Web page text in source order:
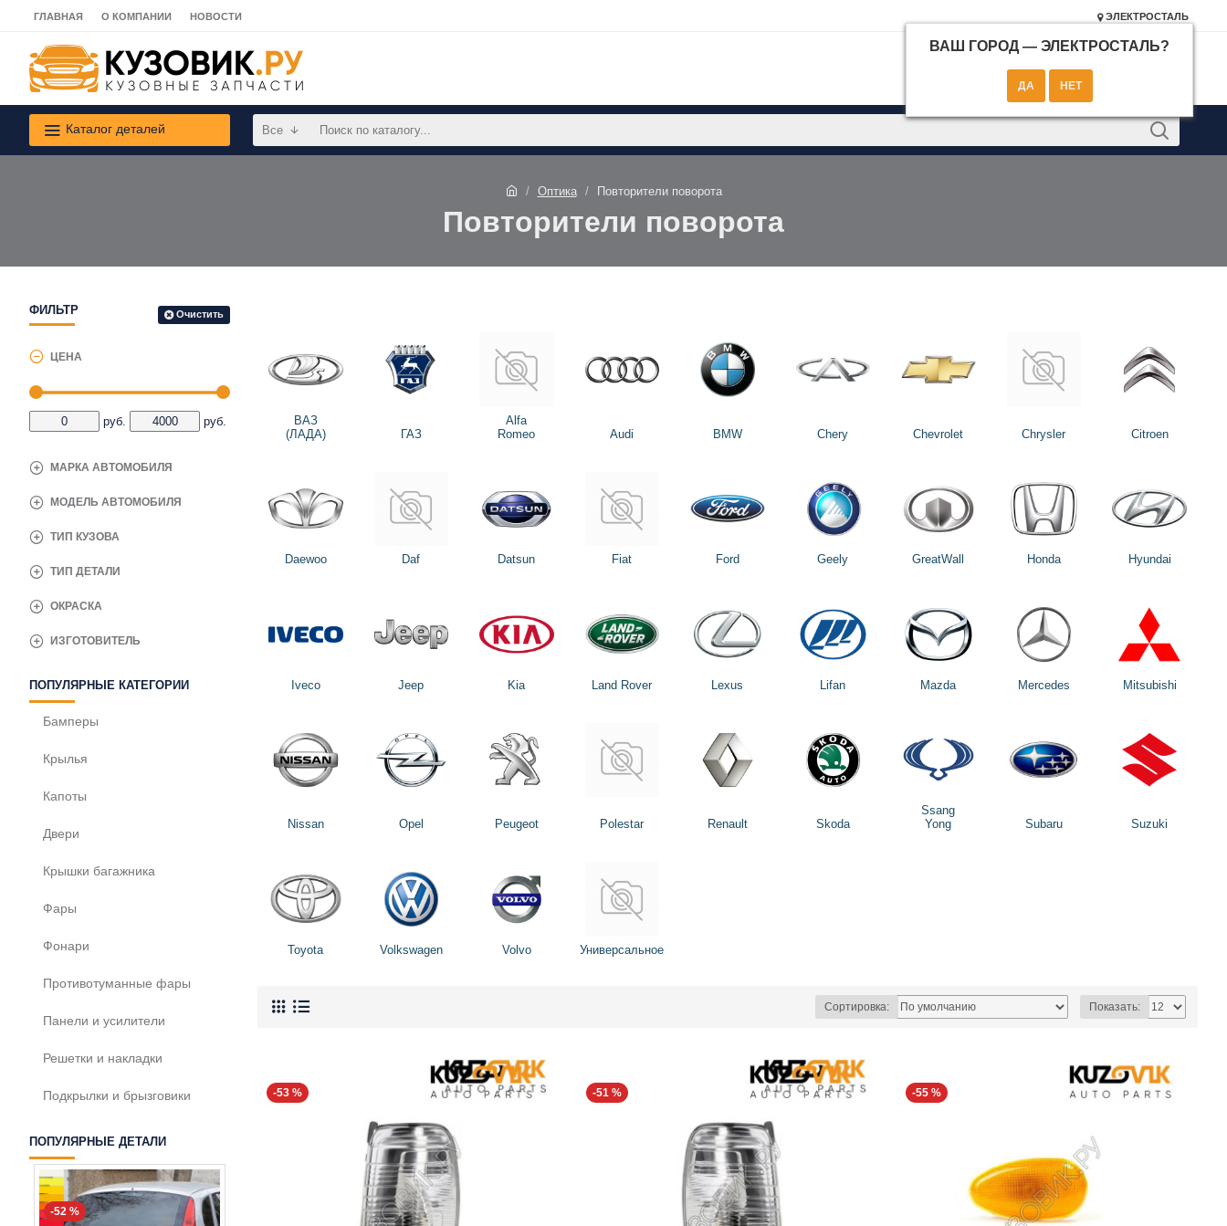
ГЛАВНАЯ О КОМПАНИИ НОВОСТИ ЭЛЕКТРОСТАЛЬ
ВАШ ГОРОД — ЭЛЕКТРОСТАЛЬ?
Каталог деталей Все
Оптика Повторители поворота
Повторители поворота
ФИЛЬТР Очистить
ЦЕНА
руб. руб.
МАРКА АВТОМОБИЛЯ
ИЗГОТОВИТЕЛЬ
МОДЕЛЬ АВТОМОБИЛЯ
ОКРАСКА
ТИП ДЕТАЛИ
ТИП КУЗОВА
ПОПУЛЯРНЫЕ КАТЕГОРИИ
Бамперы
Крылья
Капоты
Двери
Крышки багажника
Фары
Фонари
Противотуманные фары
Панели и усилители
Решетки и накладки
Подкрылки и брызговики
ПОПУЛЯРНЫЕ ДЕТАЛИ
-52 %
ВАЗ
(ЛАДА)
ГАЗ
Alfa
Romeo
Audi BMW Chery Chevrolet Chrysler Citroen
Daewoo Daf Datsun Fiat Ford Geely GreatWall Honda Hyundai
Iveco Jeep Kia Land Rover Lexus Lifan Mazda Mercedes Mitsubishi
Nissan Opel Peugeot Polestar Renault Skoda
Ssang
Yong
Subaru Suzuki
Toyota Volkswagen Volvo Универсальное
Сортировка: Показать:
-53 % -51 % -55 %